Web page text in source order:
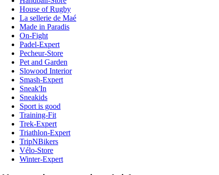
House of Rugby
La sellerie de Maé
Made in Paradis
On-Fight
Padel-Expert
Pecheur-Store
Pet and Garden
Slowood Interior
Smash-Expert
Sneak'In
Sneakids
Sport is good
Training-Fit
Trek-Expert
Triathlon-Expert
TripNBikers
Vélo-Store
Winter-Expert